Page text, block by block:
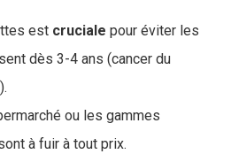
est cruciale pour éviter les
dès 3-4 ans (cancer du
ou les gammes
à fuir à tout prix.